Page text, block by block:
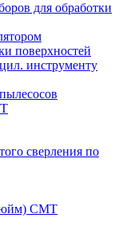
для обработки
поверхностей
инструменту
сверления по
СМТ